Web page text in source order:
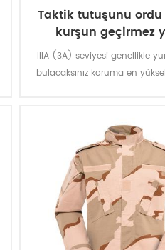
Taktik tutuşunu
kurşun geçirmez
IIIA (3A) seviyesi genellikle
bulacaksınız koruma en
teklif veya II düzeyinde diğer
yetinmeyin.